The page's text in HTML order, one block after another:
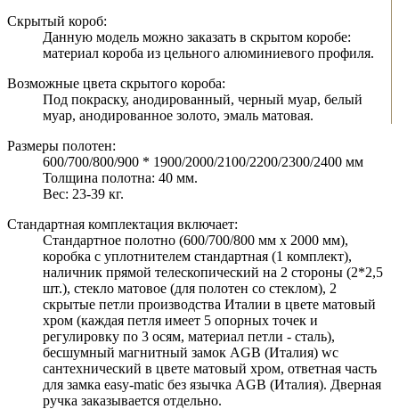
Скрытый короб:
Данную модель можно заказать в скрытом коробе:
материал короба из цельного алюминиевого профиля.
Возможные цвета скрытого короба:
Под покраску, анодированный, черный муар, белый
муар, анодированное золото, эмаль матовая.
Размеры полотен:
600/700/800/900 * 1900/2000/2100/2200/2300/2400 мм
Толщина полотна: 40 мм.
Вес: 23-39 кг.
Стандартная комплектация включает:
Стандартное полотно (600/700/800 мм х 2000 мм),
коробка с уплотнителем стандартная (1 комплект),
наличник прямой телескопический на 2 стороны (2*2,5
шт.), стекло матовое (для полотен со стеклом), 2
скрытые петли производства Италии в цвете матовый
хром (каждая петля имеет 5 опорных точек и
регулировку по 3 осям, материал петли - сталь),
бесшумный магнитный замок AGB (Италия) wc
сантехнический в цвете матовый хром, ответная часть
для замка easy-matic без язычка AGB (Италия). Дверная
ручка заказывается отдельно.